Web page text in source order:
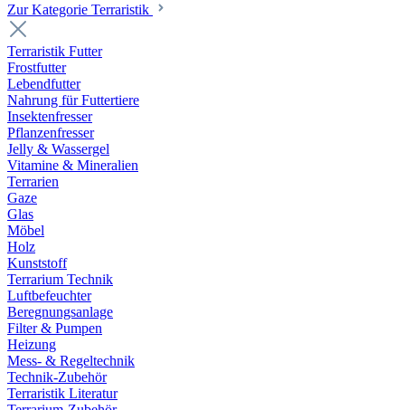
Zur Kategorie Terraristik
Terraristik Futter
Frostfutter
Lebendfutter
Nahrung für Futtertiere
Insektenfresser
Pflanzenfresser
Jelly & Wassergel
Vitamine & Mineralien
Terrarien
Gaze
Glas
Möbel
Holz
Kunststoff
Terrarium Technik
Luftbefeuchter
Beregnungsanlage
Filter & Pumpen
Heizung
Mess- & Regeltechnik
Technik-Zubehör
Terraristik Literatur